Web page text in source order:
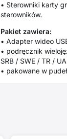
• Sterowniki karty
sterowników.
Pakiet zawiera:
• Adapter wideo
• podręcznik
SRB / SWE / TR /
• pakowane w